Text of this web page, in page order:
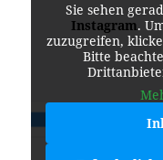
Sie sehen
Instagram.
zuzugreifen,
Bitte